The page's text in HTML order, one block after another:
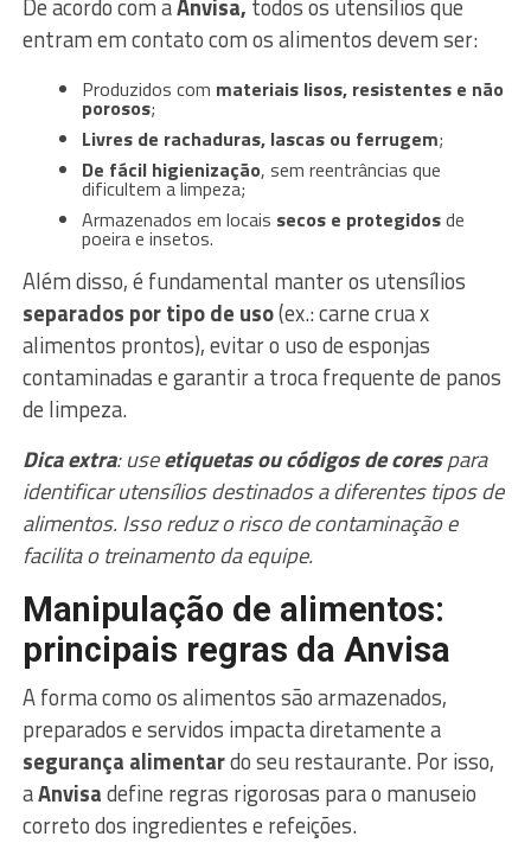
entram em contato com os alimentos devem ser:
Produzidos com materiais lisos, resistentes e não
porosos;
Livres de rachaduras, lascas ou ferrugem;
De fácil higienização, sem reentrâncias que
dificultem a limpeza;
Armazenados em locais secos e protegidosde
poeira e insetos.
Além disso, é fundamental manter os utensílios
separados por tipo de uso(ex.: carne crua x
alimentos prontos), evitar o uso de esponjas
contaminadas e garantir a troca frequente de panos
de limpeza.
Dica extra: useetiquetas ou códigos de corespara
identificar utensílios destinados a diferentes tipos de
alimentos. Isso reduz o risco de contaminação e
facilita o treinamento da equipe.
Manipulação de alimentos:
principais regras da Anvisa
A forma como os alimentos são armazenados,
preparados e servidos impacta diretamente a
segurança alimentardo seu restaurante. Por isso,
aAnvisadefine regras rigorosas para o manuseio
correto dos ingredientes e refeições.